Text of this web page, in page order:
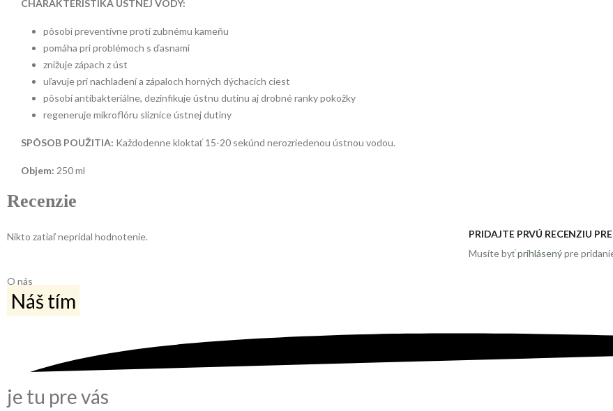
CHARAKTERISTIKA ÚSTNEJ VODY:
pôsobí preventívne proti zubnému kameňu
pomáha pri problémoch s ďasnami
znižuje zápach z úst
uľavuje pri nachladení a zápaloch horných dýchacích ciest
pôsobí antibakteriálne, dezinfikuje ústnu dutinu aj drobné ranky pokožky
regeneruje mikroflóru sliznice ústnej dutiny
SPÔSOB POUŽITIA: Každodenne kloktať 15-20 sekúnd nerozriedenou ústnou vodou.
Objem: 250 ml
Recenzie
Nikto zatiaľ nepridal hodnotenie.
PRIDAJTE PRVÚ RECENZIU
Musíte byťprihlásenýpre
O nás
Náš tím
je tu pre vás